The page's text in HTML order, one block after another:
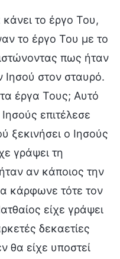
το έργο Του,
το έργο Του με το
πως ήταν
στον σταυρό.
έργα Τους; Αυτό
επιτέλεσε
ξεκινήσει ο Ιησούς
γράψει τη
αν κάποιος την
κάρφωνε τότε τον
είχε γράψει
δεκαετίες
θα είχε υποστεί